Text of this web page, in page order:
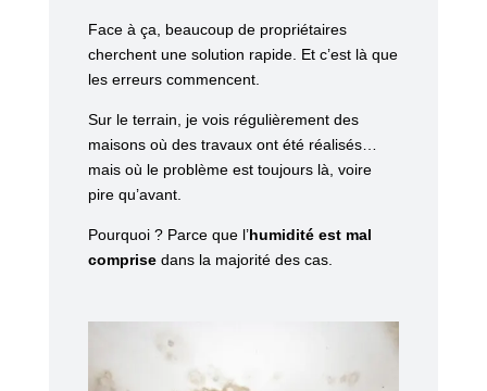
Face à ça, beaucoup de propriétaires
cherchent une solution rapide. Et c’est là que
les erreurs commencent.
Sur le terrain, je vois régulièrement des
maisons où des travaux ont été réalisés…
mais où le problème est toujours là, voire
pire qu’avant.
Pourquoi ? Parce que l’humidité est mal
comprisedans la majorité des cas.